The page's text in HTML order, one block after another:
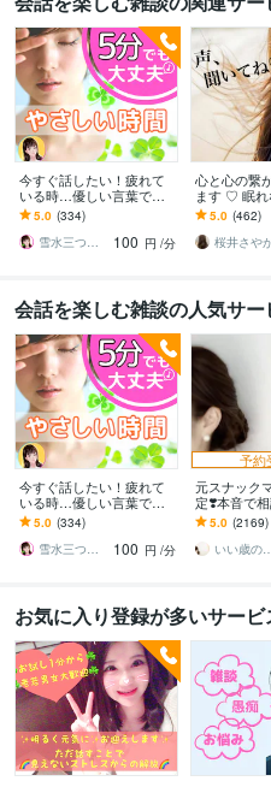
今すぐ話したい！疲れて
いる時…優しい言葉で話
します 何でもどうぞ✨愚
痴/恋愛♡/雑談/寂しい/モ
ヤモヤ/楽しい♪
5.0 (334)
雪水三つ葉☘️あったかコミュニケーション
100 円 /分
心と心の繋
ます ♡ 眠れ
♡私もなか
人なの
5.0 (462)
桜井さや
会話を楽しむ雑談の人気サー
今すぐ話したい！疲れて
いる時…優しい言葉で話
します 何でもどうぞ✨愚
痴/恋愛♡/雑談/寂しい/モ
ヤモヤ/楽しい♪
5.0 (334)
雪水三つ葉☘️あったかコミュニケーション
100 円 /分
予約
元スナック
定❣️本音で
私に頼って
味方になり
5.0 (2169)
いい歳
お気に入り登録が多いサービ